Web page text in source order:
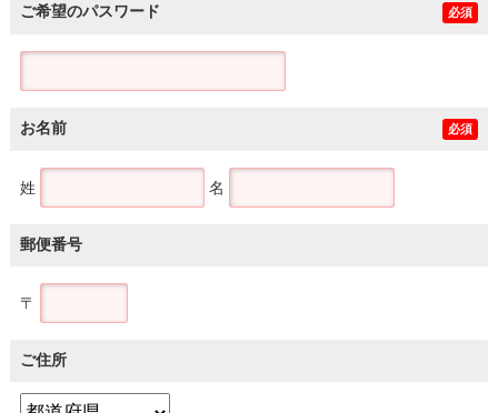
ご希望のパスワード 必須
お名前 必須
姓 名
郵便番号
〒
ご住所